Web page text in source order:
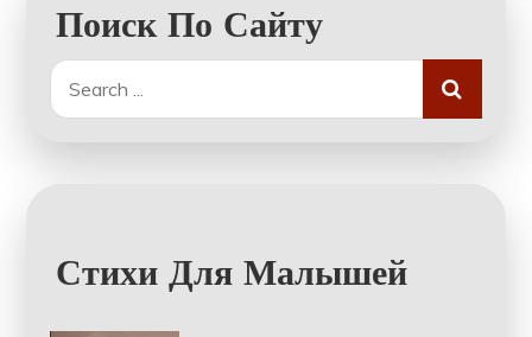
Поиск По Сайту
Search
for:
Стихи Для Малышей